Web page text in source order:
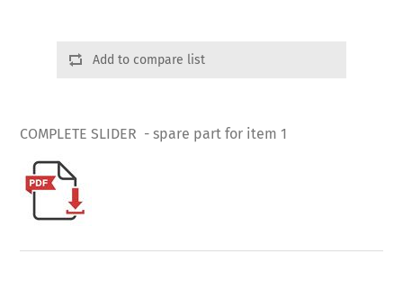
Add to compare list
COMPLETE SLIDER - spare part for item 1